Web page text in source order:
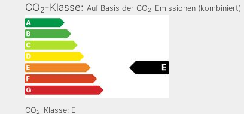
CO2-Klasse: Auf Basis der CO2-Emissionen (kombiniert)
CO2-Klasse: E